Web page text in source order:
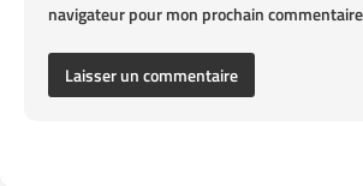
navigateur pour mon prochain